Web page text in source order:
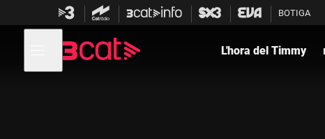
contingut
BOTIGA
menú
de
L'hora del Timmy